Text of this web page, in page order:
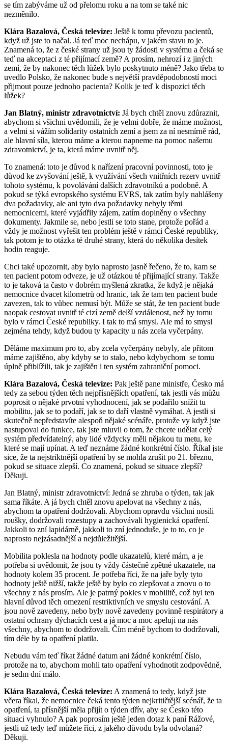
se tím zabýváme už od přelomu roku a na tom se také nic
nezměnilo.
Klára Bazalová, Česká televize: Ještě k tomu převozu pacientů,
když už jste to načal. Já teď moc nechápu, v jakém stavu to je.
Znamená to, že z české strany už jsou ty žádosti v systému a čeká se
teď na akceptaci z té přijímací země? A prosím, nehrozí i z jiných
zemí, že by nakonec těch lůžek bylo poskytnuto méně? Jako třeba to
uvedlo Polsko, že nakonec bude s největší pravděpodobností moci
přijmout pouze jednoho pacienta? Kolik je teď k dispozici těch
lůžek?
Jan Blatný, ministr zdravotnictví: Já bych chtěl znovu zdůraznit,
abychom si všichni uvědomili, že je velmi dobře, že máme možnost,
a velmi si vážím solidarity ostatních zemí a jsem za ní nesmírně rád,
ale hlavní síla, kterou máme a kterou napneme na pomoc našemu
zdravotnictví, je ta, která máme uvnitř něj.
To znamená: toto je důvod k nařízení pracovní povinnosti, toto je
důvod ke zvyšování ještě, k využívání všech vnitřních rezerv uvnitř
tohoto systému, k povolávání dalších zdravotníků a podobně. A
pokud se týká evropského systému EVRS, tak zatím byly nahlášeny
dva požadavky, ale ani tyto dva požadavky nebyly těmi
nemocnicemi, které vyjádřily zájem, zatím doplněny o všechny
dokumenty. Jakmile se, nebo jestli se toto stane, protože pořád a
vždy je možnost vyřešit ten problém ještě v rámci České republiky,
tak potom je to otázka té druhé strany, která do několika desítek
hodin reaguje.
Chci také upozornit, aby bylo naprosto jasně řečeno, že to, kam se
ten pacient potom odveze, je už otázkou té přijímající strany. Takže
to je taková ta často v dobrém myšlená zkratka, že když je nějaká
nemocnice dvacet kilometrů od hranic, tak že tam ten pacient bude
zavezen, tak to vůbec nemusí být. Může se stát, že ten pacient bude
naopak cestovat uvnitř té cizí země delší vzdálenost, než by tomu
bylo v rámci České republiky. I tak to má smysl. Ale má to smysl
zejména tehdy, když budou ty kapacity u nás zcela vyčerpány.
Děláme maximum pro to, aby zcela vyčerpány nebyly, ale přitom
máme zajištěno, aby kdyby se to stalo, nebo kdybychom se tomu
úplně přiblížili, tak je zajištěn i ten systém zahraniční pomoci.
Klára Bazalová, Česká televize: Pak ještě pane ministře, Česko má
tedy za sebou týden těch nejpřísnějších opatření, tak jestli vás můžu
poprosit o nějaké prvotní vyhodnocení, jak se podařilo snížit tu
mobilitu, jak se to podaří, jak se to daří vlastně vymáhat. A jestli si
skutečně nepředstavíte alespoň nějaké scénáře, protože vy když jste
nastupoval do funkce, tak jste mluvil o tom, že chcete udělat celý
systém předvídatelný, aby lidé vždycky měli nějakou tu metu, ke
které se mají upínat. A teď neznáme žádné konkrétní číslo. Říkal jste
sice, že ta nejstriktnější opatření by se mohla zrušit po 21. březnu,
pokud se situace zlepší. Co znamená, pokud se situace zlepší?
Děkuji.
Jan Blatný, ministr zdravotnictví: Jedná se zhruba o týden, tak jak
sama říkáte. A já bych chtěl znovu apelovat na všechny z nás,
abychom ta opatření dodržovali. Abychom opravdu všichni nosili
roušky, dodržovali rozestupy a zachovávali hygienická opatření.
Jakkoli to zní lapidárně, jakkoli to zní jednoduše, je to to, co je
naprosto nejzásadnější a nejdůležitější.
Mobilita poklesla na hodnoty podle ukazatelů, které mám, a je
potřeba si uvědomit, že jsou ty vždy částečně zpětné ukazatele, na
hodnoty kolem 35 procent. Je potřeba říci, že na jaře byly tyto
hodnoty ještě nižší, takže ještě by bylo co zlepšovat a znovu o to
všechny z nás prosím. Ale je patrný pokles v mobilitě, což byl ten
hlavní důvod těch omezení restriktivních ve smyslu cestování. A
jsou nově zavedeny, nebo byly nově zavedeny povinně respirátory a
ostatní ochrany dýchacích cest a já moc a moc apeluji na nás
všechny, abychom to dodržovali. Čím méně bychom to dodržovali,
tím déle by ta opatření platila.
Nebudu vám teď říkat žádné datum ani žádné konkrétní číslo,
protože na to, abychom mohli tato opatření vyhodnotit zodpovědně,
je sedm dní málo.
Klára Bazalová, Česká televize: A znamená to tedy, když jste
včera říkal, že nemocnice čeká tento týden nejkritičtější scénář, že ta
opatření, ta přísnější měla přijít o týden dřív, aby se Česko této
situaci vyhnulo? A pak poprosím ještě jeden dotaz k paní Rážové,
jestli už tedy teď můžete říci, z jakého důvodu byla odvolaná?
Děkuji.